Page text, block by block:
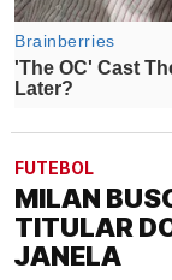
FUTEBOL
MILAN
TITULAR
JANELA